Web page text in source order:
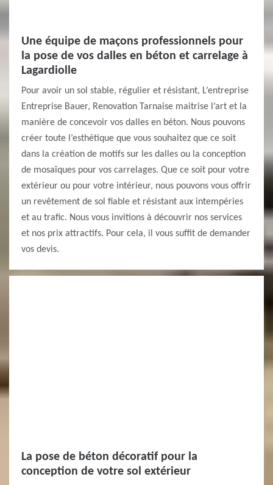
Une équipe de maçons professionnels pour
la pose de vos dalles en béton et carrelage à
Lagardiolle
Pour avoir un sol stable, régulier et résistant, L’entreprise
Entreprise Bauer, Renovation Tarnaise maitrise l’art et la
manière de concevoir vos dalles en béton. Nous pouvons
créer toute l’esthétique que vous souhaitez que ce soit
dans la création de motifs sur les dalles ou la conception
de mosaïques pour vos carrelages. Que ce soit pour votre
extérieur ou pour votre intérieur, nous pouvons vous offrir
un revêtement de sol fiable et résistant aux intempéries
et au trafic. Nous vous invitions à découvrir nos services
et nos prix attractifs. Pour cela, il vous suffit de demander
vos devis.
La pose de béton décoratif pour la
conception de votre sol extérieur